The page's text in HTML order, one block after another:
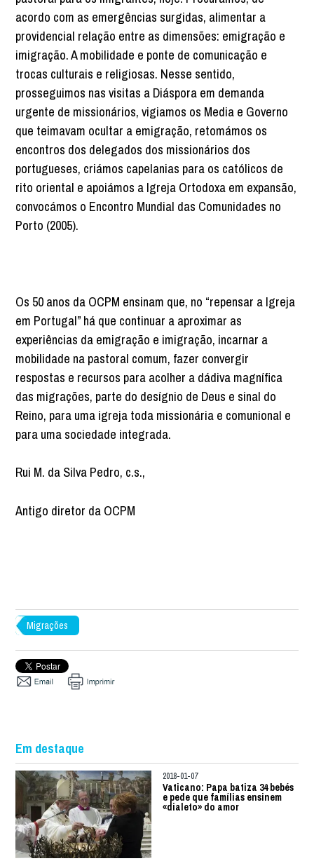
acordo com as emergências surgidas, alimentar a
providencial relação entre as dimensões: emigração e
imigração. A mobilidade e ponte de comunicação e
trocas culturais e religiosas. Nesse sentido,
prosseguimos nas visitas a Diáspora em demanda
urgente de missionários, vigiamos os Media e Governo
que teimavam ocultar a emigração, retomámos os
encontros dos delegados dos missionários dos
portugueses, criámos capelanias para os católicos de
rito oriental e apoiámos a Igreja Ortodoxa em expansão,
convocámos o Encontro Mundial das Comunidades no
Porto (2005).
Os 50 anos da OCPM ensinam que, no “repensar a Igreja
em Portugal” há que continuar a aproximar as
experiências da emigração e imigração, incarnar a
mobilidade na pastoral comum, fazer convergir
respostas e recursos para acolher a dádiva magnífica
das migrações, parte do desígnio de Deus e sinal do
Reino, para uma igreja toda missionária e comunional e
para uma sociedade integrada.
Rui M. da Silva Pedro, c.s.,
Antigo diretor da OCPM
Migrações
Em destaque
2018-01-07
Vaticano: Papa batiza 34 bebés
e pede que famílias ensinem
«dialeto» do amor